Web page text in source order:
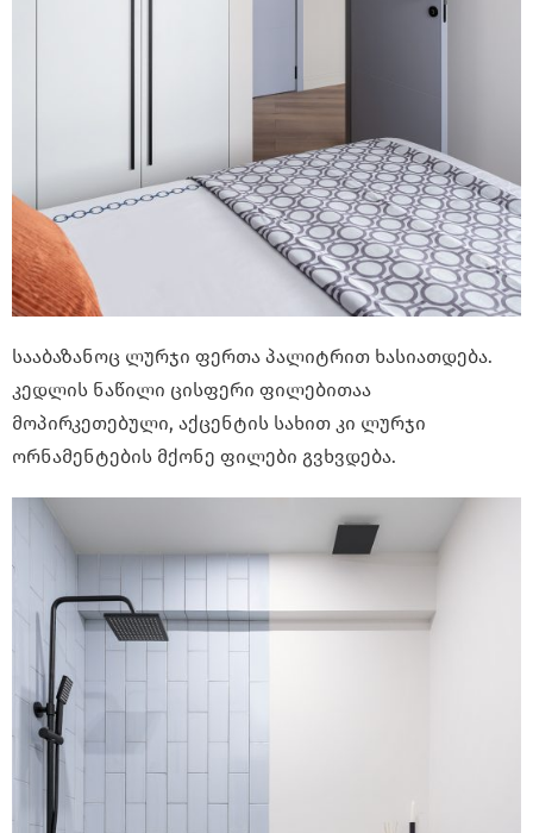
სააბაზანოც ლურჯი ფერთა პალიტრით ხასიათდება.
კედლის ნაწილი ცისფერი ფილებითაა
მოპირკეთებული, აქცენტის სახით კი ლურჯი
ორნამენტების მქონე ფილები გვხვდება.